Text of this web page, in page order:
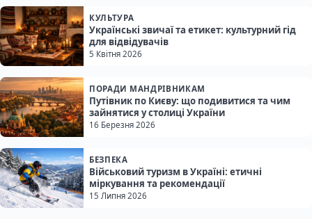
КУЛЬТУРА
Українські звичаї та етикет: культурний гід
для відвідувачів
5 Квітня 2026
ПОРАДИ МАНДРІВНИКАМ
Путівник по Києву: що подивитися та чим
зайнятися у столиці України
16 Березня 2026
БЕЗПЕКА
Військовий туризм в Україні: етичні
міркування та рекомендації
15 Липня 2026